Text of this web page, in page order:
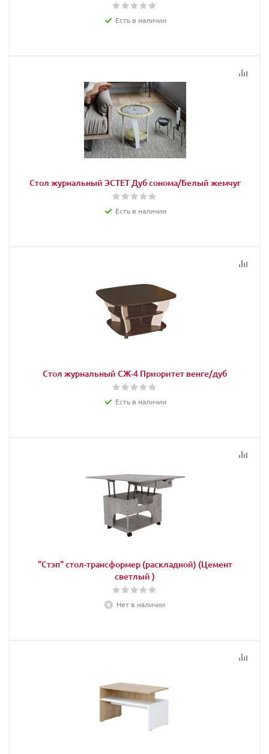
Есть в наличии
Стол журнальный ЭСТЕТ Дуб сонома/Белый жемчуг
Есть в наличии
Стол журнальный СЖ-4 Приоритет венге/дуб
Есть в наличии
"Стэп" стол-трансформер (раскладной) (Цемент
светлый )
Нет в наличии